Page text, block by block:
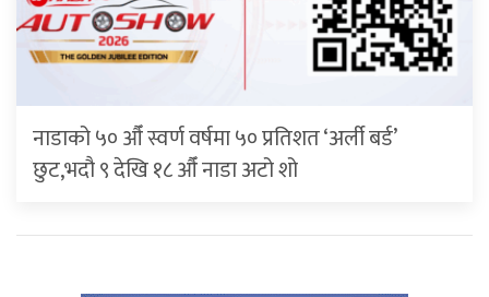
नाडाको ५० औँ स्वर्ण वर्षमा ५० प्रतिशत ‘अर्ली बर्ड’
छुट,भदौ ९ देखि १८ औँ नाडा अटो शो